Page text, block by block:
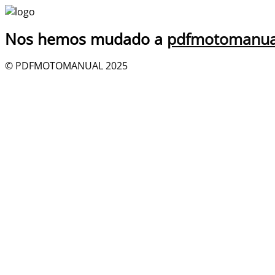
Nos hemos mudado a
© PDFMOTOMANUAL 2025